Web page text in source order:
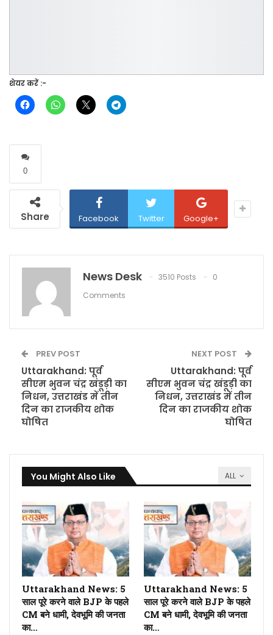
शेयर करें :-
0
Share Facebook Twitter Google+
News Desk 3510 Posts
0
Comments
PREV POST
Uttarakhand: पूर्व
सीएम भुवन चंद्र खंडूड़ी का
निधन, उत्तराखंड में तीन
दिन का राजकीय शोक
घोषित
NEXT POST
Uttarakhand: पूर्व
सीएम भुवन चंद्र खंडूड़ी का
निधन, उत्तराखंड में तीन
दिन का राजकीय शोक
घोषित
ALL
You Might Also Like
Uttarakhand News: 5
साल पूरे करने वाले BJP के पहले
CM बने धामी, देवभूमि की जनता
का…
Uttarakhand News: 5
साल पूरे करने वाले BJP के पहले
CM बने धामी, देवभूमि की जनता
का…